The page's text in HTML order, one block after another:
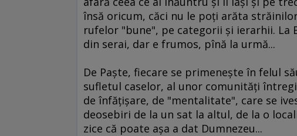
însă oricum, căci nu le poţi arăta
rufelor "bune", pe categorii şi ierarhii. La
din serai, dar e frumos, pînă la urmă...
De Paşte, fiecare se primeneşte în felul
sufletul caselor, al unor comunităţi
de înfăţişare, de "mentalitate", care se
deosebiri de la un sat la altul, de la o
zice că poate aşa a dat Dumnezeu...